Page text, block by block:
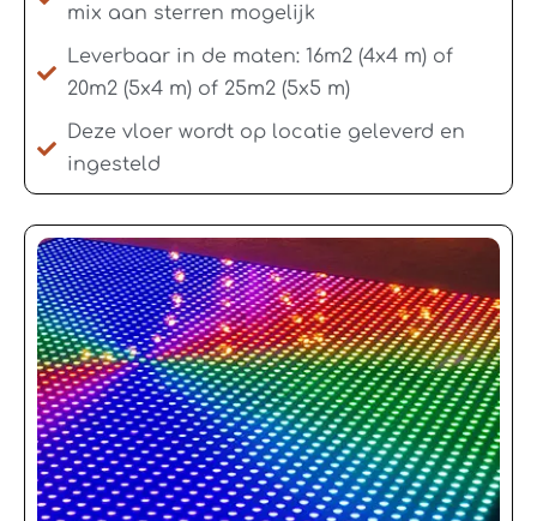
mix aan sterren mogelijk
Leverbaar in de maten: 16m2 (4x4 m) of
20m2 (5x4 m) of 25m2 (5x5 m)
Deze vloer wordt op locatie geleverd en
ingesteld